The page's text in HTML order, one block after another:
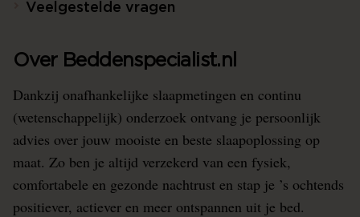
Veelgestelde vragen
Over Beddenspecialist.nl
Dankzij onafhankelijke slaapmetingen en continu
(wetenschappelijk) onderzoek ontvang je persoonlijk
advies over jouw mooiste en beste slaapoplossing op
maat. Zo ben je altijd verzekerd van een fysiek,
comfortabele en gezonde nachtrust en stap je ’s ochtends
positiever, actiever en meer ontspannen uit je bed.